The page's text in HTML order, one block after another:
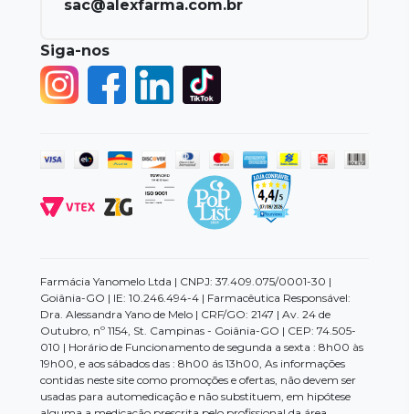
sac@alexfarma.com.br
Siga-nos
Farmácia Yanomelo Ltda | CNPJ: 37.409.075/0001-30 |
Goiânia-GO | IE: 10.246.494-4 | Farmacêutica Responsável:
Dra. Alessandra Yano de Melo | CRF/GO: 2147 | Av. 24 de
Outubro, nº 1154, St. Campinas - Goiânia-GO | CEP: 74.505-
010 | Horário de Funcionamento de segunda a sexta : 8h00 às
19h00, e aos sábados das : 8h00 ás 13h00, As informações
contidas neste site como promoções e ofertas, não devem ser
usadas para automedicação e não substituem, em hipótese